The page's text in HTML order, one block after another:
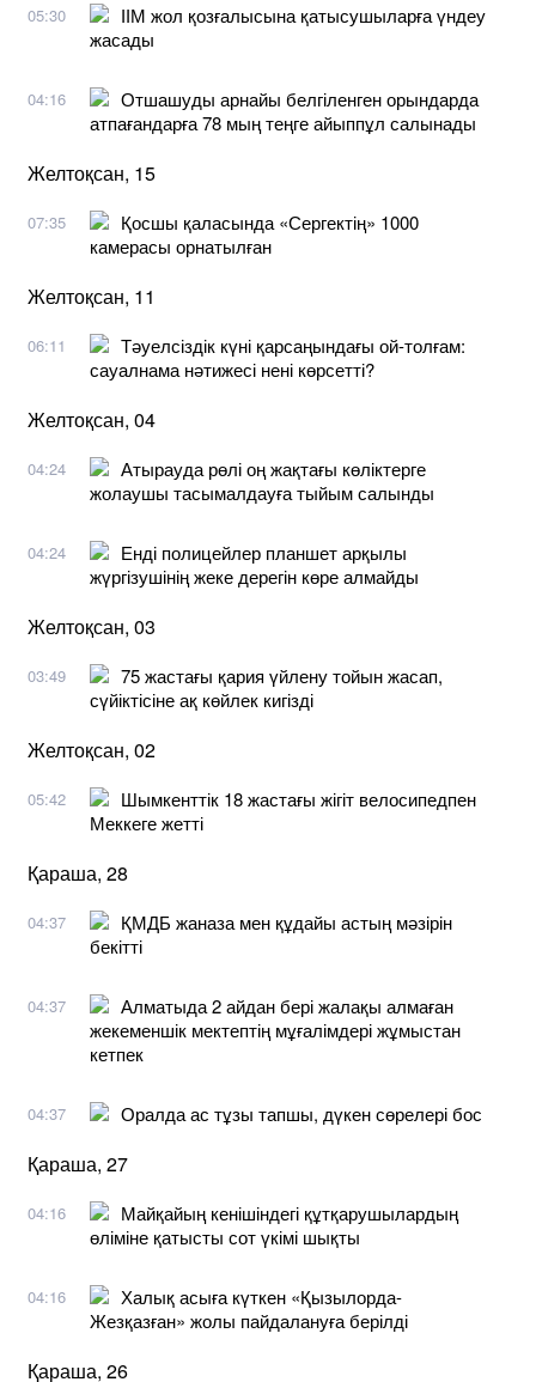
05:30
ІІМ жол қозғалысына қатысушыларға үндеу
жасады
04:16
Отшашуды арнайы белгіленген орындарда
атпағандарға 78 мың теңге айыппұл салынады
Желтоқсан, 15
07:35
Қосшы қаласында «Сергектің» 1000
камерасы орнатылған
Желтоқсан, 11
06:11
Тәуелсіздік күні қарсаңындағы ой-толғам:
сауалнама нәтижесі нені көрсетті?
Желтоқсан, 04
04:24
Атырауда рөлі оң жақтағы көліктерге
жолаушы тасымалдауға тыйым салынды
04:24
Енді полицейлер планшет арқылы
жүргізушінің жеке дерегін көре алмайды
Желтоқсан, 03
03:49
75 жастағы қария үйлену тойын жасап,
сүйіктісіне ақ көйлек кигізді
Желтоқсан, 02
05:42
Шымкенттік 18 жастағы жігіт велосипедпен
Меккеге жетті
Қараша, 28
04:37
ҚМДБ жаназа мен құдайы астың мәзірін
бекітті
04:37
Алматыда 2 айдан бері жалақы алмаған
жекеменшік мектептің мұғалімдері жұмыстан
кетпек
04:37 Оралда ас тұзы тапшы, дүкен сөрелері бос
Қараша, 27
04:16
Майқайың кенішіндегі құтқарушылардың
өліміне қатысты сот үкімі шықты
04:16
Халық асыға күткен «Қызылорда-
Жезқазған» жолы пайдалануға берілді
Қараша, 26